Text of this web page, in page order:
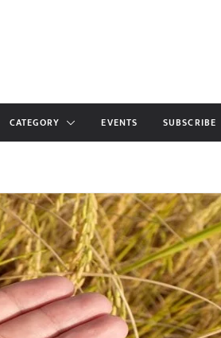
CATEGORY EVENTS SUBSCRIBE